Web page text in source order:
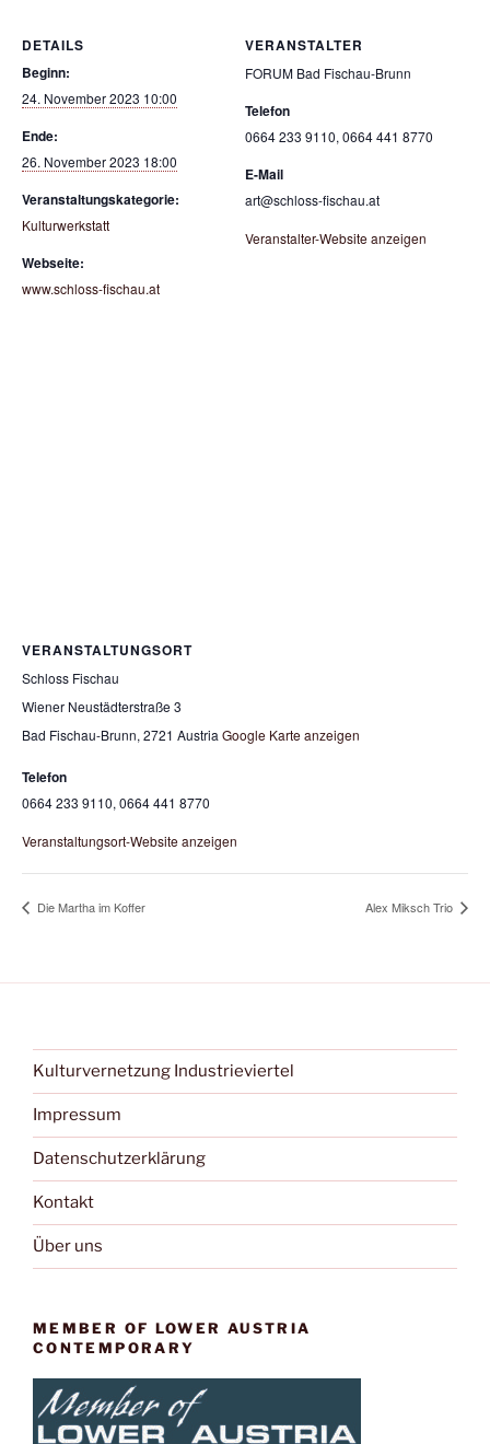
DETAILS
Beginn:
24. November 2023 10:00
Ende:
26. November 2023 18:00
Veranstaltungskategorie:
Kulturwerkstatt
Webseite:
www.schloss-fischau.at
VERANSTALTER
FORUM Bad Fischau-Brunn
Telefon
0664 233 9110, 0664 441 8770
E-Mail
art@schloss-fischau.at
Veranstalter-Website anzeigen
VERANSTALTUNGSORT
Schloss Fischau
Wiener Neustädterstraße 3
Bad Fischau-Brunn, 2721 Austria Google Karte anzeigen
Telefon
0664 233 9110, 0664 441 8770
Veranstaltungsort-Website anzeigen
Die Martha im Koffer Alex Miksch Trio
Kulturvernetzung Industrieviertel
Impressum
Datenschutzerklärung
Kontakt
Über uns
MEMBER OF LOWER AUSTRIA
CONTEMPORARY